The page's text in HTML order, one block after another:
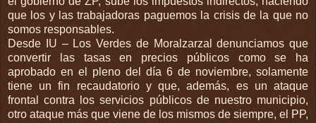
que los y las trabajadoras paguemos la crisis de la que no
somos responsables.
Desde IU – Los Verdes de Moralzarzal denunciamos que
convertir las tasas en precios públicos como se ha
aprobado en el pleno del día 6 de noviembre, solamente
tiene un fin recaudatorio y que, además, es un ataque
frontal contra los servicios públicos de nuestro municipio,
otro ataque más que viene de los mismos de siempre, el PP,